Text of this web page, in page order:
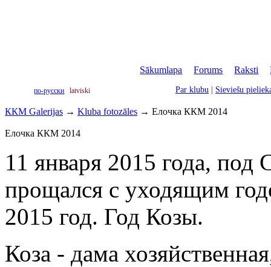
Sākumlapa |Forums |Raksti |
по-русски latviski Par klubu Sieviešu
ККМ Galerijas → Kluba fotozāles → Елочка ККМ 2014
Елочка ККМ 2014
11 января 2015 года,
прощался с уходящим
2015 год. Год Козы.
Коза - дама